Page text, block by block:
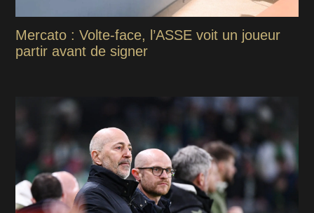
Mercato : Volte-face, l’ASSE voit un joueur
partir avant de signer